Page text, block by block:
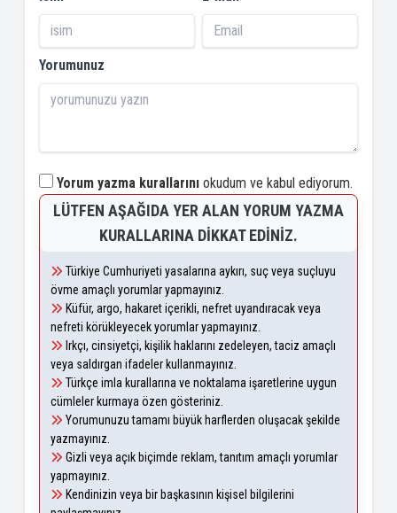
Yorumunuz
Yorum yazma kurallarını okudum ve kabul ediyorum.
LÜTFEN AŞAĞIDA YER ALAN YORUM YAZMA
KURALLARINA DIKKAT EDINIZ.
Türkiye Cumhuriyeti yasalarına aykırı, suç veya suçluyu
övme amaçlı yorumlar yapmayınız.
Küfür, argo, hakaret içerikli, nefret uyandıracak veya
nefreti körükleyecek yorumlar yapmayınız.
Irkçı, cinsiyetçi, kişilik haklarını zedeleyen, taciz amaçlı
veya saldırgan ifadeler kullanmayınız.
Türkçe imla kurallarına ve noktalama işaretlerine uygun
cümleler kurmaya özen gösteriniz.
Yorumunuzu tamamı büyük harflerden oluşacak şekilde
yazmayınız.
Gizli veya açık biçimde reklam, tanıtım amaçlı yorumlar
yapmayınız.
Kendinizin veya bir başkasının kişisel bilgilerini